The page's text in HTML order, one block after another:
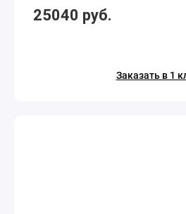
25040 руб.
Заказать в 1